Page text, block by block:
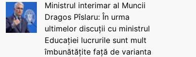
Ministrul interimar al Muncii
Dragos Pîslaru: În urma
ultimelor discuții cu ministrul
Educației lucrurile sunt mult
îmbunătățite față de varianta